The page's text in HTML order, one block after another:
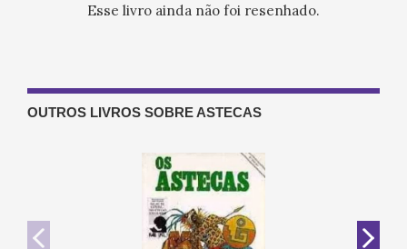
Esse livro ainda não foi resenhado.
OUTROS LIVROS SOBRE ASTECAS